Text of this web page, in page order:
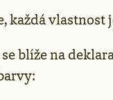
každá
blíže na